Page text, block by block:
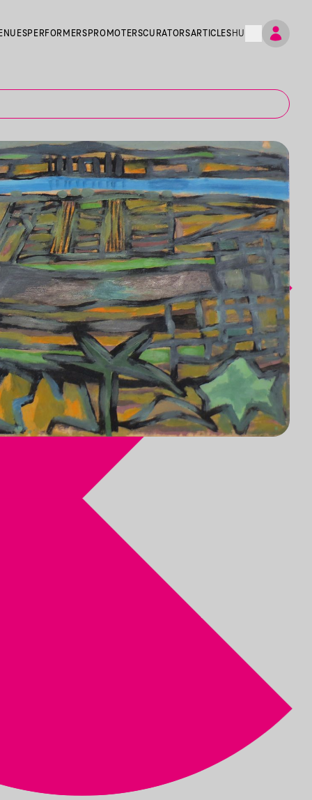
PERFORMERS PROMOTERSCURATORSARTICLES HU